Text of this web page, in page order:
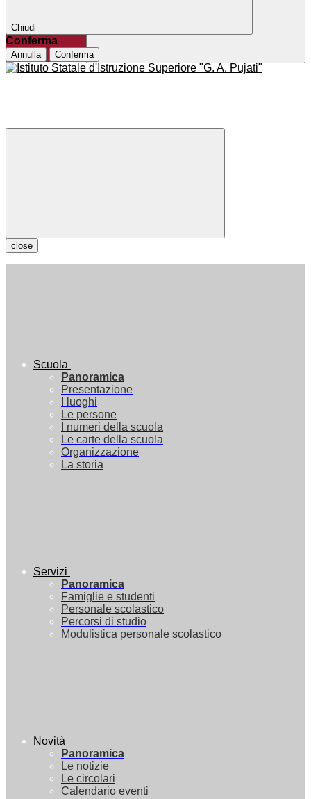
Chiudi
Conferma
Annulla Conferma
close
Scuola
Panoramica
Presentazione
I luoghi
Le persone
I numeri della scuola
Le carte della scuola
Organizzazione
La storia
Servizi
Panoramica
Famiglie e studenti
Personale scolastico
Percorsi di studio
Modulistica personale scolastico
Novità
Panoramica
Le notizie
Le circolari
Calendario eventi